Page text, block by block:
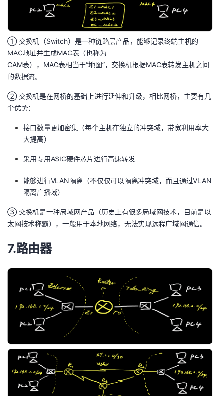
① 交换机（Switch）是一种链路层产品，能够记录终端主机的
MAC地址并生成MAC表（也称为
CAM表），MAC表相当于“地图”，交换机根据MAC表转发主机之间
的数据流。
② 交换机是在网桥的基础上进行延伸和升级，相比网桥，主要有几
个优势：
接口数量更加密集（每个主机在独立的冲突域，带宽利用率大
大提高）
采用专用ASIC硬件芯片进行高速转发
能够进行VLAN隔离（不仅仅可以隔离冲突域，而且通过VLAN
隔离广播域）
③ 交换机是一种局域网产品（历史上有很多局域网技术，目前是以
太网技术称霸），一般用于本地网络，无法实现远程广域网通信。
7.路由器